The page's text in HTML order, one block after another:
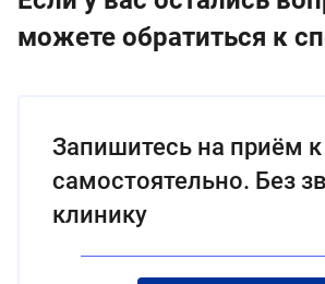
можете обратиться к
Запишитесь на приём к
самостоятельно. Без
клинику